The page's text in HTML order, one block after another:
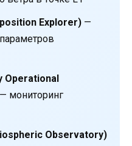
Explorer)—
Operational
— мониторинг
Observatory)